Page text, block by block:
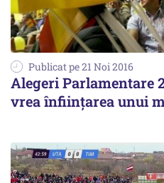
Publicat pe 21 Noi 2016
Alegeri Parlamentare
vrea înființarea unui